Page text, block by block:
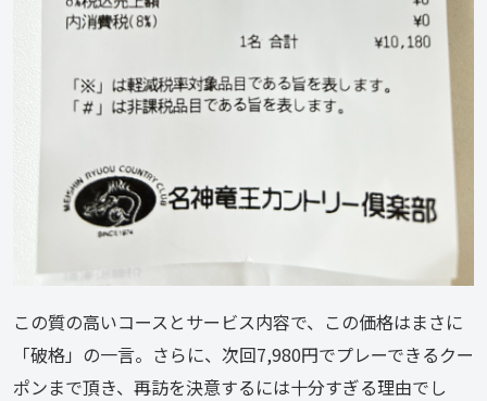
この質の高いコースとサービス内容で、この価格はまさに
「破格」の一言。さらに、次回7,980円でプレーできるクー
ポンまで頂き、再訪を決意するには十分すぎる理由でし